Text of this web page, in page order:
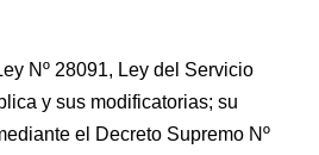
Nº 28091, Ley del Servicio
y sus modificatorias; su
el Decreto Supremo Nº